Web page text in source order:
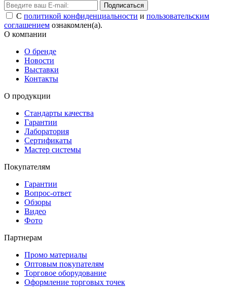
Подписаться
С политикой конфиденциальности и пользовательским
соглашением ознакомлен(а).
О компании
О бренде
Новости
Выставки
Контакты
О продукции
Стандарты качества
Гарантии
Лаборатория
Сертификаты
Мастер системы
Покупателям
Гарантии
Вопрос-ответ
Обзоры
Видео
Фото
Партнерам
Промо материалы
Оптовым покупателям
Торговое оборудование
Оформление торговых точек